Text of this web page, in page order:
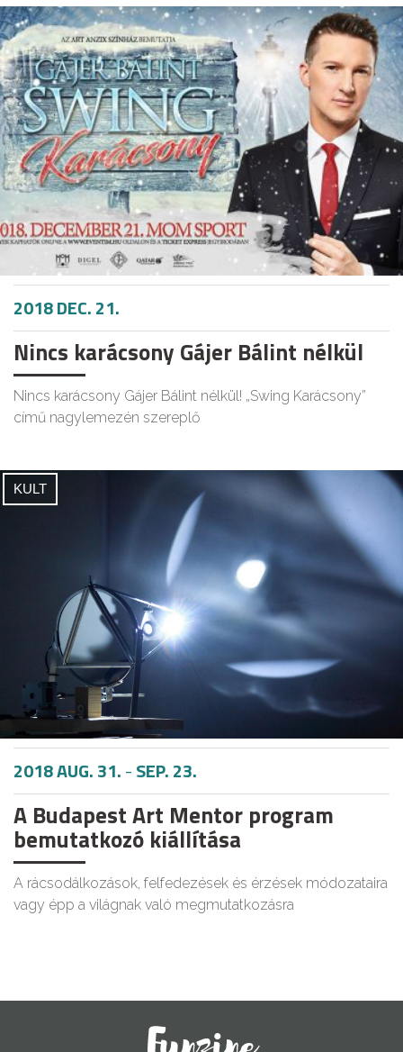
2018 DEC. 21.
Nincs karácsony Gájer Bálint nélkül
Nincs karácsony Gájer Bálint nélkül! „Swing Karácsony”
című nagylemezén szereplő
KULT
2018 AUG. 31.-SEP. 23.
A Budapest Art Mentor program
bemutatkozó kiállítása
A rácsodálkozások, felfedezések és érzések módozataira
vagy épp a világnak való megmutatkozásra